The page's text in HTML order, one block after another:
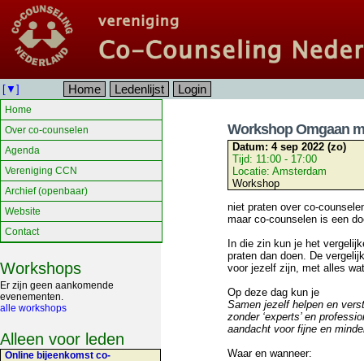
[▼] Home Ledenlijst Login
Workshop Omgaan
Datum: 4 sep 2022 (zo)
Tijd: 11:00 - 17:00
Locatie: Amsterdam
Workshop
niet praten over co-
maar co-counselen is een
In die zin kun je het
praten dan doen. De
voor jezelf zijn, met alles
Op deze dag kun je
Samen jezelf helpen en
zonder ‘experts’ en
aandacht voor fijne en
Waar en wanneer:
Home
Over co-counselen
Agenda
Vereniging CCN
Archief (openbaar)
Website
Contact
Workshops
Er zijn geen aankomende
evenementen.
alle workshops
Alleen voor leden
Online bijeenkomst co-